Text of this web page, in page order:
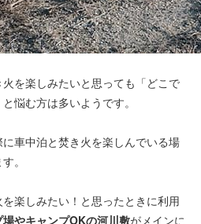
を楽しみたいと思っても「どこで
悩む方は多いようです。
車中泊と焚き火を楽しんでいる場
。
楽しみたい！と思ったときに利用
やキャンプOKの河川敷がメインに